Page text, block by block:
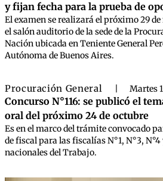
y fijan fecha para la prueba de
El examen se realizará el próximo 29
el salón auditorio de la sede de la
Nación ubicada en Teniente General
Autónoma de Buenos Aires.
Procuración General Martes
Concurso N°116: se publicó el
oral del próximo 24 de octubre
Es en el marco del trámite convocado
de fiscal para las fiscalías N°1, N°3,
nacionales del Trabajo.